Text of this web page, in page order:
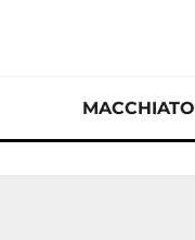
MACCHIATO